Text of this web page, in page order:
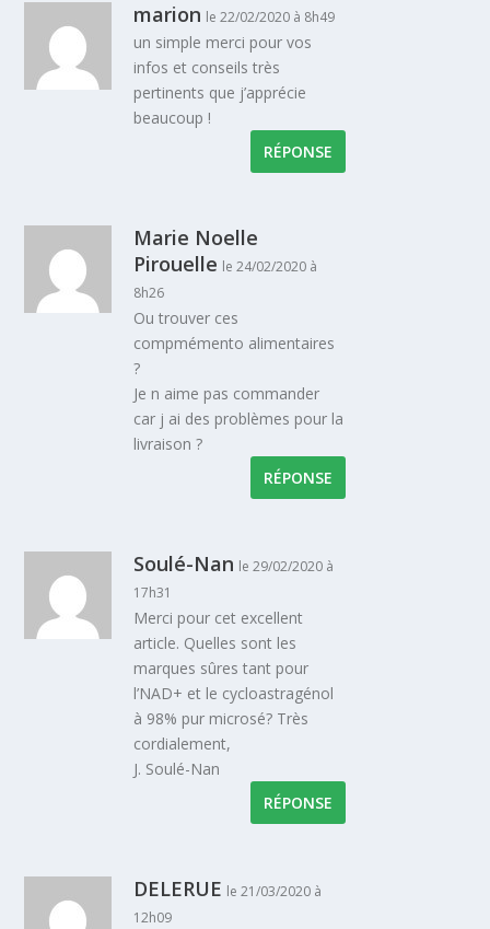
marion le 22/02/2020 à 8h49
un simple merci pour vos
infos et conseils très
pertinents que j’apprécie
beaucoup !
RÉPONSE
Marie Noelle
Pirouelle le 24/02/2020 à
8h26
Ou trouver ces
compmémento alimentaires
?
Je n aime pas commander
car j ai des problèmes pour la
livraison ?
RÉPONSE
Soulé-Nan le 29/02/2020 à
17h31
Merci pour cet excellent
article. Quelles sont les
marques sûres tant pour
l’NAD+ et le cycloastragénol
à 98% pur microsé? Très
cordialement,
J. Soulé-Nan
RÉPONSE
DELERUE le 21/03/2020 à
12h09